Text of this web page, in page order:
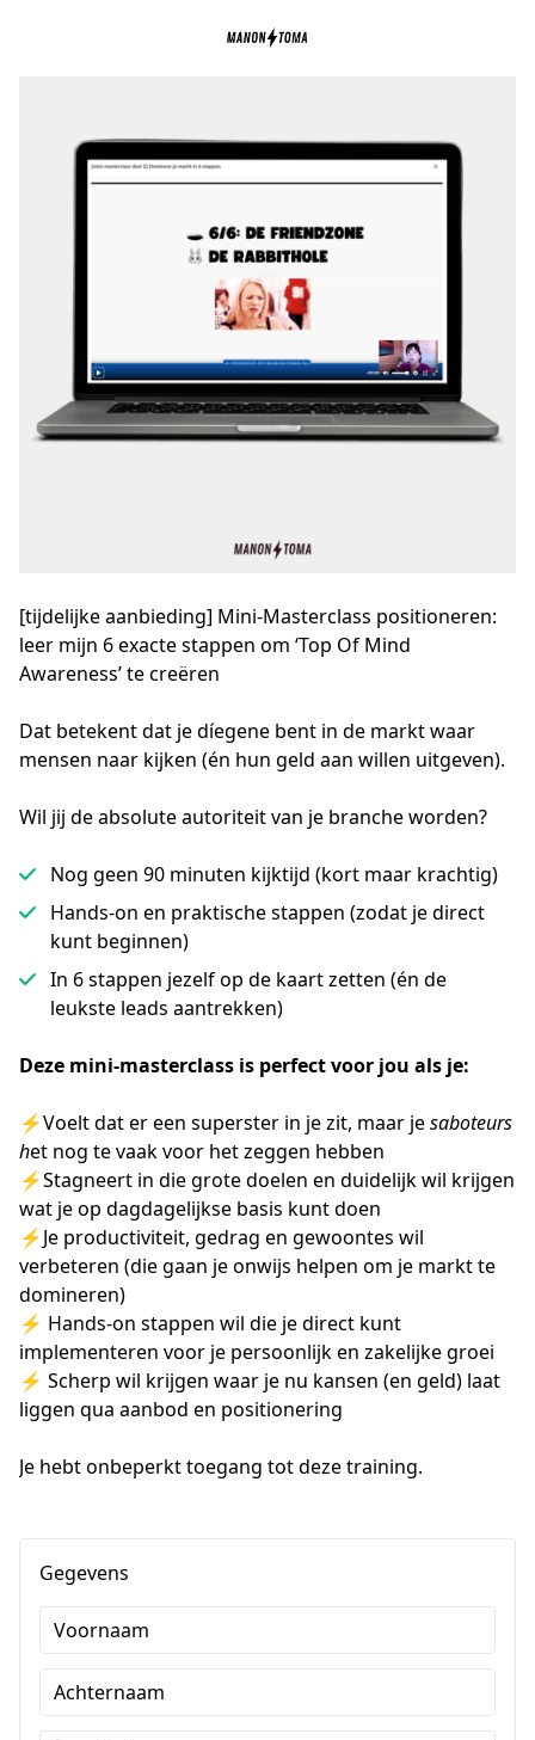
[tijdelijke aanbieding] Mini-Ma sterclass positioneren:
leer mijn 6 exacte stappen om ‘Top Of Mind
Awareness’ te creëren
Dat betekent dat je díegene bent in de markt waar
mensen naar kijken (én hun geld aan willen uitgeven).
Wil jij de absolute autoriteit van je branche worden?
Nog geen 90 minuten kijktijd (kort maar krachtig)
Hands-on en praktische stappen (zodat je direct
kunt beginnen)
In 6 stappen jezelf op de kaart zetten (én de
leukste leads aantrekken)
Deze mini-masterclass is perfect voor jou als je:
⚡️Voelt dat er een superster in je zit, maar je saboteurs
het nog te vaak voor het zeggen hebben
⚡️Stagneert in die grote doelen en duidelijk wil krijgen
wat je op dagdagelijkse basis kunt doen
⚡️Je productiviteit, gedrag en gewoontes wil
verbeteren (die gaan je onwijs helpen om je markt te
domineren)
⚡️ Hands-on stappen wil die je direct kunt
implementeren voor je persoonlijk en zakelijke groei
⚡️ Scherp wil krijgen waar je nu kansen (en geld) laat
liggen qua aanbod en positionering
Je hebt onbeperkt toegang tot deze training.
Gegevens
Voornaam
Achternaam